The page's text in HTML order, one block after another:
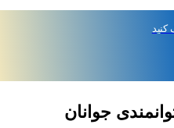
جوانان